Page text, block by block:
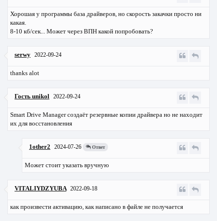
Хорошая у программы база драйверов, но скорость закачки просто ни
какая.
8-10 кб/сек... Может через ВПН какой попробовать?
serwy 2022-09-24
thanks alot
Гость unikol 2022-09-24
Smart Drive Manager создаёт резервные копии драйвера но не находит
их для восстановления
1other2 2024-07-26 Ответ
Может стоит указать вручную
VITALIYDZYUBA 2022-09-18
как произвести активацию, как написано в файле не получается